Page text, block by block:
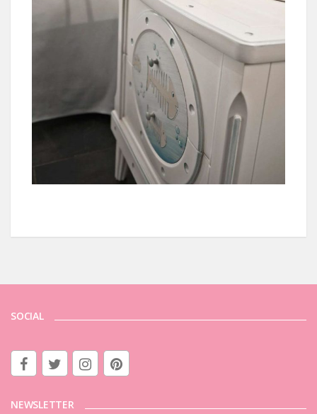
SOCIAL
NEWSLETTER